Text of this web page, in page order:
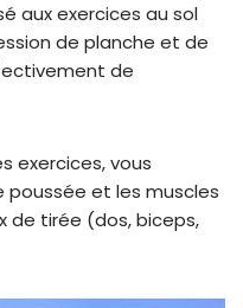
aux exercices au sol
de planche et de
de
exercices, vous
poussée et les muscles
de tirée (dos, biceps,